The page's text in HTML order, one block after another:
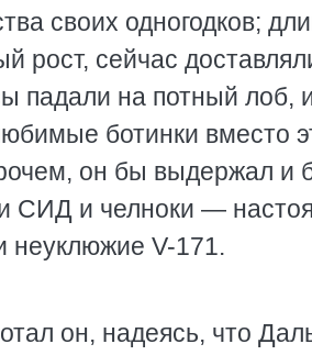
своих одногодков;
рост, сейчас
падали на потный лоб,
ботинки вместо
он бы выдержал и
СИД и челноки —
неуклюжие V-171.
он, надеясь, что